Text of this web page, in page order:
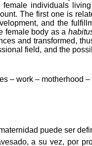
female individuals
The first one is
and the
female body as a
and transformed,
field, and the
– work – motherhood
puede ser
a su vez, por